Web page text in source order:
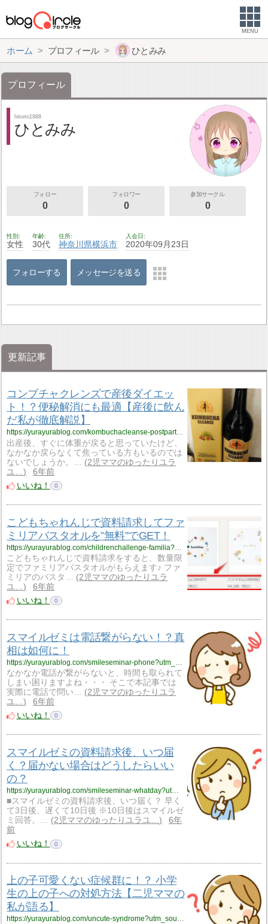
MENU
ホーム プロフィール ひとみみ
プロフィール
hitomi1988
ひとみみ
フォロー
0
フォロワー
0
参加サークル
0
性別
女性
年齢
30代
住所
神奈川県横浜市
入会日
2020年09月23日
フォローする メッセージを送る
更新記事
コンブチャクレンズで産後ダイエッ
ト！？便秘解消にも最適【産後に飲ん
だ私が徹底解説】
https://yurayurablog.com/kombuchacleanse-postpartum?utm_source=rss&utm_medium=rss&utm_campaign=kombuchacleanse-postpartum
出産後、すぐに体重が戻ると思っていたけど、
なかなか戻らなくて焦っている方もいるのでは
ないでしょうか。…
2児ママのゆったりユラ
ユ…
6年前
いいね！
0
こどもちゃれんじで資料請求してファ
ミリアバスタオルを”無料”でGET！
こどもちゃれんじで資料請求をすると、数量限
定でファミリアバスタオルがもらえます♪ ファ
ミリアのバスタ…
2児ママのゆったりユラ
ユ…
6年前
いいね！
0
スマイルゼミは電話繋がらない！？真
相は如何に！
https://yurayurablog.com/smileseminar-phone?utm_source=rss&utm_medium=rss&utm_campaign=smileseminar-phone
なかなか電話が繋がらないと、時間も取られて
しまい困りますよね・・・ そこで本記事では
実際に電話で問い…
2児ママのゆったりユラ
ユ…
6年前
いいね！
0
スマイルゼミの資料請求後、いつ届
く？届かない場合はどうしたらいい
の？
https://yurayurablog.com/smileseminar-whatday?utm_source=rss&utm_medium=rss&utm_campaign=smileseminar-whatday
■スマイルゼミの資料請求後、いつ届く？ 早く
て3日後、遅くて10日後 ※10日後はスマイルゼ
ミ回答。…
2児ママのゆったりユラユ…
6年
前
いいね！
0
上の子可愛くない症候群に！？ 小学
生の上の子への対処方法【二児ママの
私が語る】
https://yurayurablog.com/uncute-syndrome?utm_source=rss&utm_medium=rss&utm_campaign=uncute-syndrome